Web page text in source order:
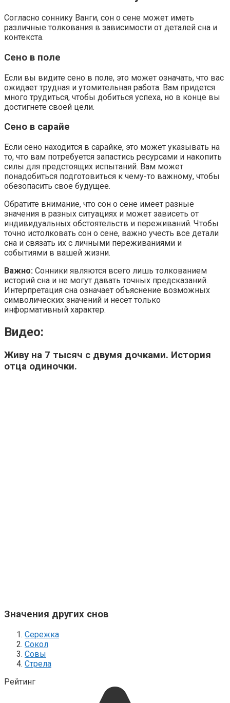
Согласно соннику Ванги, сон о сене может иметь
различные толкования в зависимости от деталей сна и
контекста.
Сено в поле
Если вы видите сено в поле, это может означать, что вас
ожидает трудная и утомительная работа. Вам придется
много трудиться, чтобы добиться успеха, но в конце вы
достигнете своей цели.
Сено в сарайе
Если сено находится в сарайке, это может указывать на
то, что вам потребуется запастись ресурсами и накопить
силы для предстоящих испытаний. Вам может
понадобиться подготовиться к чему-то важному, чтобы
обезопасить свое будущее.
Обратите внимание, что сон о сене имеет разные
значения в разных ситуациях и может зависеть от
индивидуальных обстоятельств и переживаний. Чтобы
точно истолковать сон о сене, важно учесть все детали
сна и связать их с личными переживаниями и
событиями в вашей жизни.
Важно: Сонники являются всего лишь толкованием
историй сна и не могут давать точных предсказаний.
Интерпретация сна означает объяснение возможных
символических значений и несет только
информативный характер.
Видео:
Живу на 7 тысяч с двумя дочками. История
отца одиночки.
Значения других снов
Сережка
Сокол
Совы
Стрела
Рейтинг